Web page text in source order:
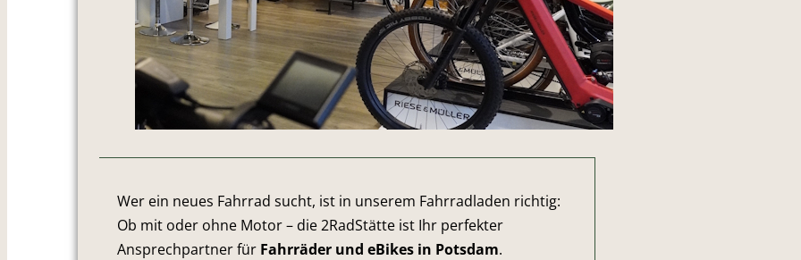
Wer ein neues Fahrrad sucht, ist in unserem Fahrradladen richtig:
Ob mit oder ohne Motor – die 2RadStätte ist Ihr perfekter
Ansprechpartner für Fahrräder und eBikes in Potsdam.